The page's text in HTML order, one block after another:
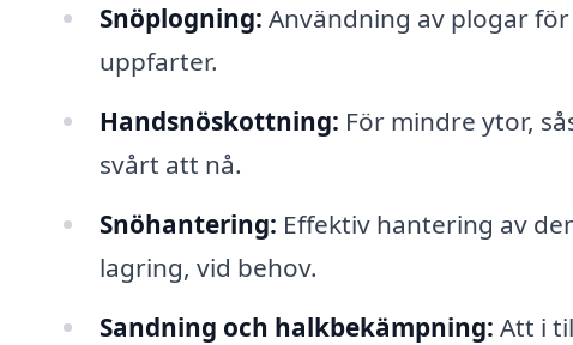
Snöplogning: Användning av plogar
uppfarter.
Handsnöskottning: För mindre ytor,
svårt att nå.
Snöhantering: Effektiv hantering av
lagring, vid behov.
Sandning och halkbekämpning: Att i